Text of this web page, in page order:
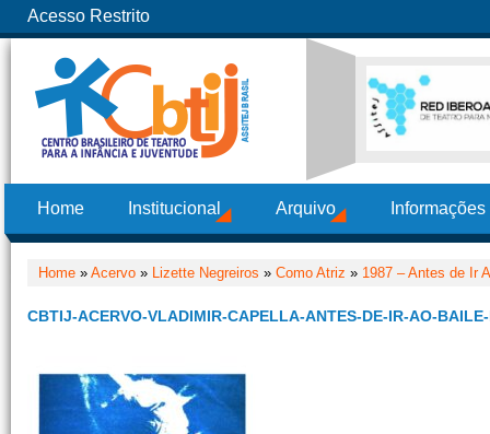
Acesso Restrito
Home Institucional Arquivo
Home » Acervo » Lizette Negreiros » Como Atriz » 1987 – Antes de Ir
CBTIJ-ACERVO-VLADIMIR-CAPELLA-ANTES-DE-IR-AO-